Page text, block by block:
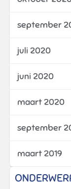
september
juli 2020
juni 2020
maart 2020
september
maart 2019